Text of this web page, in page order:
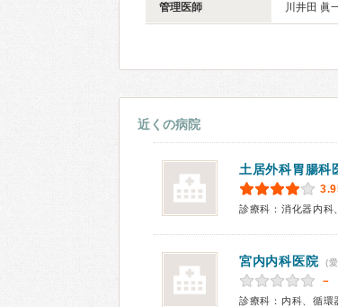
管理医師 川井田 眞
近くの病院
土居外科胃腸科
診療科：消化器内科
宮内内科医院 (
－
診療科：内科、循環